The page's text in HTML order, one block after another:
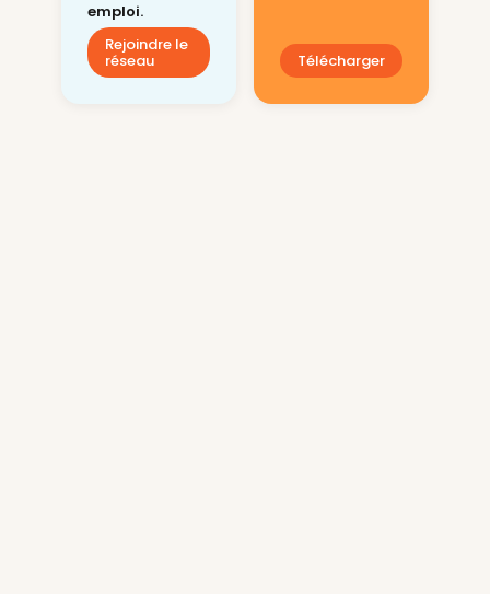
emploi.
Rejoindre le
réseau Télécharger